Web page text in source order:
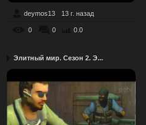
deymos13 13 г. назад
0 0 0.0
Элитный мир. Сезон 2. Э...